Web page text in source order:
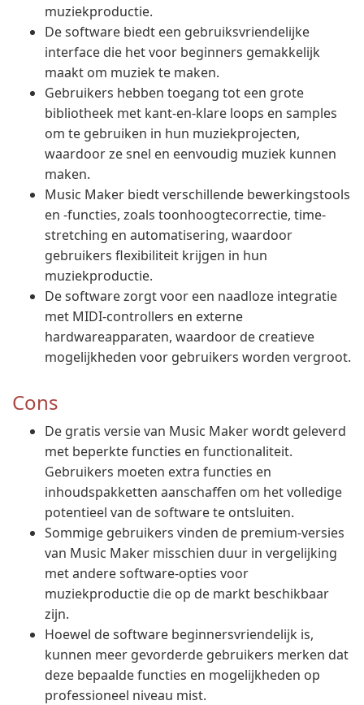
muziekproductie.
De software biedt een gebruiksvriendelijke
interface die het voor beginners gemakkelijk
maakt om muziek te maken.
Gebruikers hebben toegang tot een grote
bibliotheek met kant-en-klare loops en samples
om te gebruiken in hun muziekprojecten,
waardoor ze snel en eenvoudig muziek kunnen
maken.
Music Maker biedt verschillende bewerkingstools
en -functies, zoals toonhoogtecorrectie, time-
stretching en automatisering, waardoor
gebruikers flexibiliteit krijgen in hun
muziekproductie.
De software zorgt voor een naadloze integratie
met MIDI-controllers en externe
hardwareapparaten, waardoor de creatieve
mogelijkheden voor gebruikers worden vergroot.
Cons
De gratis versie van Music Maker wordt geleverd
met beperkte functies en functionaliteit.
Gebruikers moeten extra functies en
inhoudspakketten aanschaffen om het volledige
potentieel van de software te ontsluiten.
Sommige gebruikers vinden de premium-versies
van Music Maker misschien duur in vergelijking
met andere software-opties voor
muziekproductie die op de markt beschikbaar
zijn.
Hoewel de software beginnersvriendelijk is,
kunnen meer gevorderde gebruikers merken dat
deze bepaalde functies en mogelijkheden op
professioneel niveau mist.